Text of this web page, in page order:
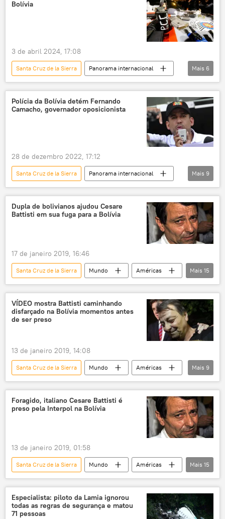
Américas
gás
Panorama internacional
Bolívia
3 de abril 2024, 17:08
Santa Cruz de la Sierra
Panorama internacional
Américas
Bolívia
Brasil
Primeiro Comando da Capital (PCC)
detidos
organização criminosa
Mais 6
Polícia da Bolívia detém Fernando
Camacho, governador oposicionista
28 de dezembro 2022, 17:12
Santa Cruz de la Sierra
Panorama internacional
Bolívia
Américas
América do Sul
América Latina
Luis Arce
Santa Cruz
terrorismo
Evo Morales
Mais 9
Dupla de bolivianos ajudou Cesare
Battisti em sua fuga para a Bolívia
17 de janeiro 2019, 16:46
Santa Cruz de la Sierra Mundo
Américas
Notícias
Itália
Bolívia
Evo Morales
Cesare Battisti
Michel Temer
Adolfo Siles
extradição
homicídios
Notícias do Brasil
Mais 15
VÍDEO mostra Battisti caminhando
disfarçado na Bolívia momentos antes
de ser preso
13 de janeiro 2019, 14:08
Santa Cruz de la Sierra Mundo
Américas
Notícias do Brasil
Europa
Notícias
Bolívia
Michel Temer
Luiz Fux
Cesare Battisti
Mais 9
Foragido, italiano Cesare Battisti é
preso pela Interpol na Bolívia
13 de janeiro 2019, 01:58
Santa Cruz de la Sierra Mundo
Américas
Notícias do Brasil
Notícias
Itália
Bolívia
Cesare Battisti
Jair Bolsonaro
Matteo Salvini
Mais 15
Especialista: piloto da Lamia ignorou
todas as regras de segurança e matou
71 pessoas